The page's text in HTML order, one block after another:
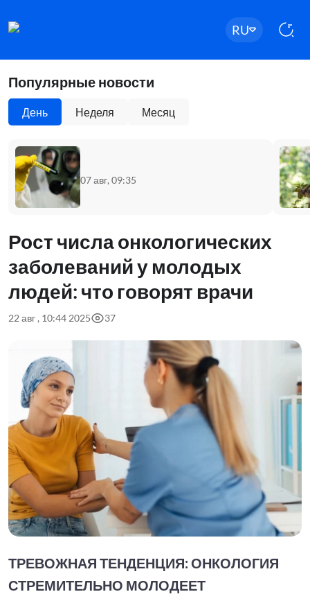
RU
Популярные новости
День Неделя Месяц
07 авг, 09:35
Рост числа онкологических
заболеваний у молодых
людей: что говорят врачи
22 авг , 10:44 2025 37
ТРЕВОЖНАЯ ТЕНДЕНЦИЯ: ОНКОЛОГИЯ
СТРЕМИТЕЛЬНО МОЛОДЕЕТ